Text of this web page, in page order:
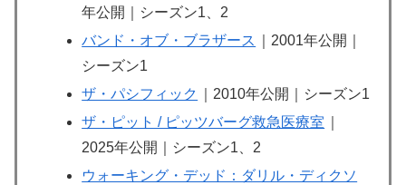
年公開｜シーズン1、2
バンド・オブ・ブラザース
｜2001年公開｜
シーズン1
ザ・パシフィック
｜2010年公開｜シーズン1
ザ・ピット / ピッツバーグ救急医療室
2025年公開｜シーズン1、2
ウォーキング・デッド：ダリル・ディクソ